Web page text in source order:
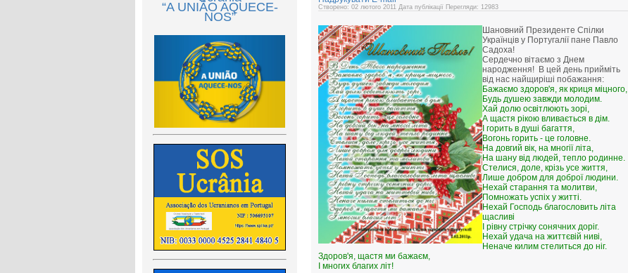
“A UNIÃO AQUECE-
NOS”
Створено: 02 лютого 2011 Дата публікації Перегляди: 12983
Шановний Президенте Спілки
Українців у Португалії пане Павло
Садоха!
Сердечно вітаємо з Днем
народження! В цей день прийміть
від нас найщиріші побажання:
Бажаємо здоров'я, як криця міцного,
Будь душею завжди молодим.
Хай долю освітлюють зорі,
А щастя рікою вливається в дім.
І горить в душі багаття,
Вогонь горить - це головне.
На довгий вік, на многії літа,
На шану від людей, тепло родинне.
Стелися, доле, крізь усе життя,
Лише добром для доброї людини.
Нехай старання та молитви,
Помножать успіх у житті.
Нехай Господь благословить літа
щасливі
І рівну стрічку сонячних доріг.
Нехай удача на життєвій ниві,
Неначе килим стелиться до ніг.
Здоров'я, щастя ми бажаєм,
І многих благих літ!